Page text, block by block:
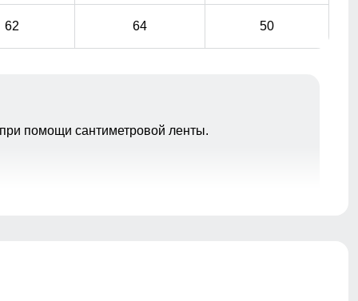
62 64 50
помощи сантиметровой ленты.